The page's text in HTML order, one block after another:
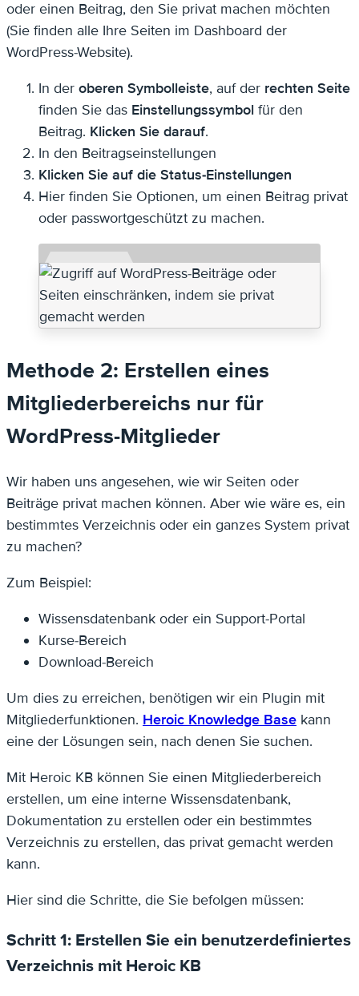
oder einen Beitrag, den Sie privat machen möchten
(Sie finden alle Ihre Seiten im Dashboard der
WordPress-Website).
In der oberen Symbolleiste, auf der rechten Seite
finden Sie das Einstellungssymbol für den
Beitrag. Klicken Sie darauf.
In den Beitragseinstellungen
Klicken Sie auf die Status-Einstellungen
Hier finden Sie Optionen, um einen Beitrag privat
oder passwortgeschützt zu machen.
Methode 2: Erstellen eines
Mitgliederbereichs nur für
WordPress-Mitglieder
Wir haben uns angesehen, wie wir Seiten oder
Beiträge privat machen können. Aber wie wäre es, ein
bestimmtes Verzeichnis oder ein ganzes System privat
zu machen?
Zum Beispiel:
Wissensdatenbank oder ein Support-Portal
Kurse-Bereich
Download-Bereich
Um dies zu erreichen, benötigen wir ein Plugin mit
Mitgliederfunktionen. Heroic Knowledge Base kann
eine der Lösungen sein, nach denen Sie suchen.
Mit Heroic KB können Sie einen Mitgliederbereich
erstellen, um eine interne Wissensdatenbank,
Dokumentation zu erstellen oder ein bestimmtes
Verzeichnis zu erstellen, das privat gemacht werden
kann.
Hier sind die Schritte, die Sie befolgen müssen:
Schritt 1: Erstellen Sie ein benutzerdefiniertes
Verzeichnis mit Heroic KB